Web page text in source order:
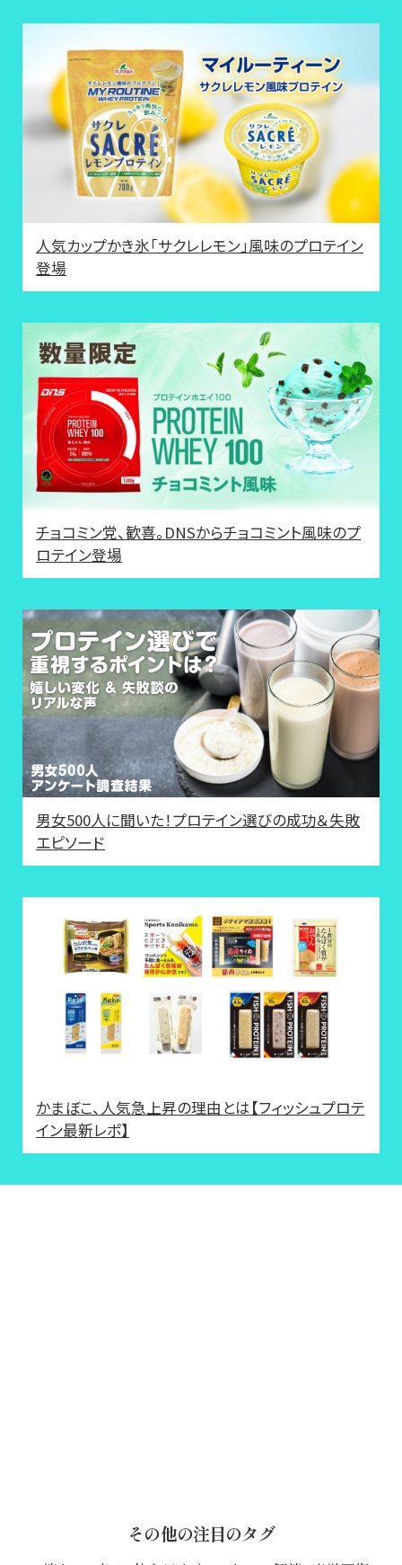
人気カップかき氷「サクレレモン」風味のプロテイン
登場
チョコミン党、歓喜。DNSからチョコミント風味のプ
ロテイン登場
男女500人に聞いた！プロテイン選びの成功＆失敗
エピソード
かまぼこ、人気急上昇の理由とは【フィッシュプロテ
イン最新レポ】
その他の注目のタグ